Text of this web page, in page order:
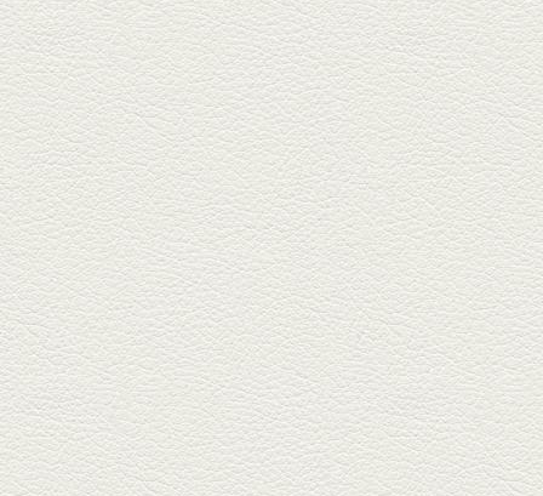
武蔵小路で人気の『ヒレ肉じゅ
んちゃん』へ。『銀ハイ』で乾
杯！ブ...
2025年9月26日放送
フォンダンエッグ＆二郎
系にんにくパスタ
北区麻生田の人気店『多酒多菜
満月』へ。『しろ』水割で乾
杯！出...
2025年9月5日放送
あくまのポテサラ＆変わ
り天ぷら盛り合わせ
武蔵小路の「たぬきと銀杏」で
自慢の「変わり天ぷら」を
「KAORU」...
2025年8月15日放送
お刺身盛り合わせ＆干物
盛りの七輪焼き
酒場通りの「食楽みかげ」は、